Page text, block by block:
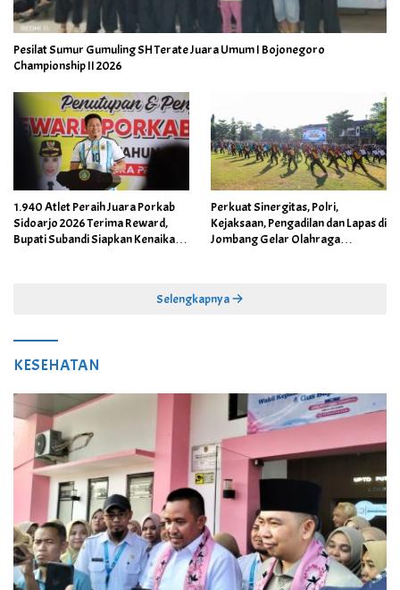
Pesilat Sumur Gumuling SH Terate Juara Umum I Bojonegoro
Championship II 2026
1.940 Atlet Peraih Juara Porkab
Sidoarjo 2026 Terima Reward,
Bupati Subandi Siapkan Kenaikan
Perkuat Sinergitas, Polri,
Kejaksaan, Pengadilan dan Lapas di
Jombang Gelar Olahraga
Selengkapnya
KESEHATAN